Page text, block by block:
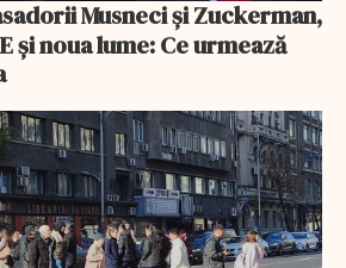
și noua lume: Ce urmează